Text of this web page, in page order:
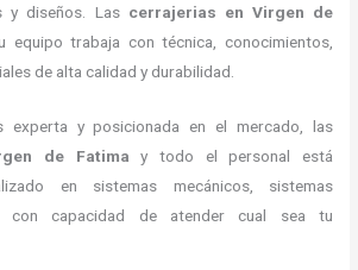
y diseños. Las cerrajerias en Virgen de
equipo trabaja con técnica, conocimientos,
de alta calidad y durabilidad.
experta y posicionada en el mercado, las
de Fatima y todo el personal está
en sistemas mecánicos, sistemas
con capacidad de atender cual sea tu